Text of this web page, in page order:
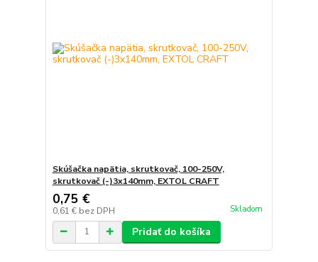
Skúšačka napätia, skrutkovač, 100-250V,
skrutkovač (-)3x140mm, EXTOL CRAFT
0,75 €
0,61 € bez DPH Skladom
Pridať do košíka